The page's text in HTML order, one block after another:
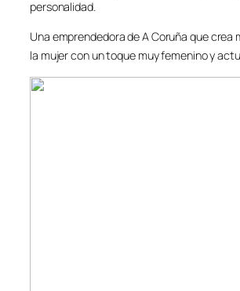
personalidad.
Una emprendedora de A Coruña que crea
la mujer con un toque muy femenino y